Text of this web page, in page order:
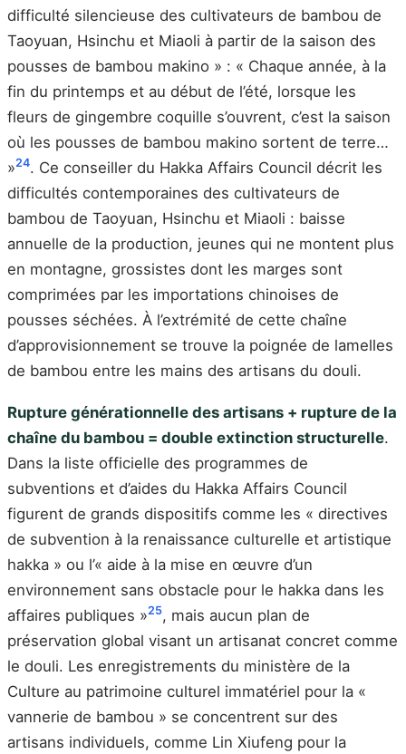
difficulté silencieuse des cultivateurs de bambou de
Taoyuan, Hsinchu et Miaoli à partir de la saison des
pousses de bambou makino » : « Chaque année, à la
fin du printemps et au début de l’été, lorsque les
fleurs de gingembre coquille s’ouvrent, c’est la saison
où les pousses de bambou makino sortent de terre…
»24. Ce conseiller du Hakka Affairs Council décrit les
difficultés contemporaines des cultivateurs de
bambou de Taoyuan, Hsinchu et Miaoli : baisse
annuelle de la production, jeunes qui ne montent plus
en montagne, grossistes dont les marges sont
comprimées par les importations chinoises de
pousses séchées. À l’extrémité de cette chaîne
d’approvisionnement se trouve la poignée de lamelles
de bambou entre les mains des artisans du douli.
Rupture générationnelle des artisans + rupture de la
chaîne du bambou = double extinction structurelle.
Dans la liste officielle des programmes de
subventions et d’aides du Hakka Affairs Council
figurent de grands dispositifs comme les « directives
de subvention à la renaissance culturelle et artistique
hakka » ou l’« aide à la mise en œuvre d’un
environnement sans obstacle pour le hakka dans les
affaires publiques »25, mais aucun plan de
préservation global visant un artisanat concret comme
le douli. Les enregistrements du ministère de la
Culture au patrimoine culturel immatériel pour la «
vannerie de bambou » se concentrent sur des
artisans individuels, comme Lin Xiufeng pour la